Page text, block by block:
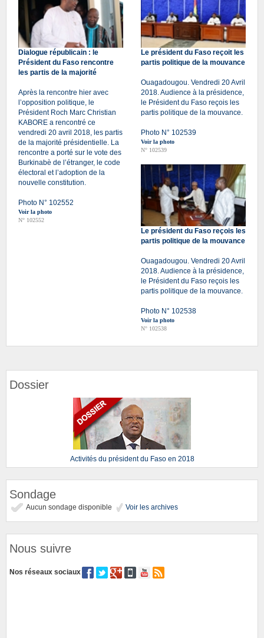
Dialogue républicain : le
Président du Faso rencontre
les partis de la majorité
Après la rencontre hier avec
l’opposition politique, le
Président Roch Marc Christian
KABORE a rencontré ce
vendredi 20 avril 2018, les partis
de la majorité présidentielle. La
rencontre a porté sur le vote des
Burkinabè de l’étranger, le code
électoral et l’adoption de la
nouvelle constitution.
Photo N° 102552
Voir la photo
N° 102552
Le président du Faso reçoit les
partis politique de la mouvance
Ouagadougou. Vendredi 20 Avril
2018. Audience à la présidence,
le Président du Faso reçois les
partis politique de la mouvance.
Photo N° 102539
Voir la photo
N° 102539
Le président du Faso reçois les
partis politique de la mouvance
Ouagadougou. Vendredi 20 Avril
2018. Audience à la présidence,
le Président du Faso reçois les
partis politique de la mouvance.
Photo N° 102538
Voir la photo
N° 102538
Dossier
Activités du président du Faso en 2018
Sondage
Aucun sondage disponible Voir les archives
Nous suivre
Nos réseaux sociaux